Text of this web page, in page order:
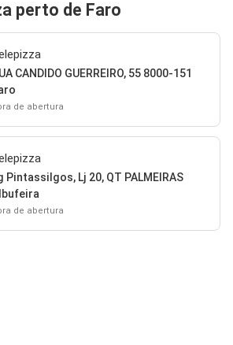
perto de Faro
CANDIDO GUERREIRO, 55 8000-151
de abertura
Pintassilgos, Lj 20, QT PALMEIRAS
de abertura